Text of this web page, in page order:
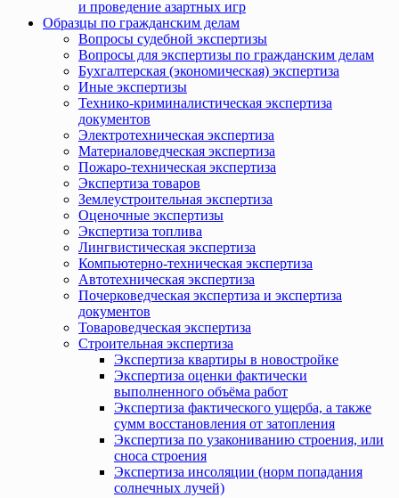
и проведение азартных игр
Образцы по гражданским делам
Вопросы судебной экспертизы
Вопросы для экспертизы по гражданским делам
Бухгалтерская (экономическая) экспертиза
Иные экспертизы
Технико-криминалистическая экспертиза
документов
Электротехническая экспертиза
Материаловедческая экспертиза
Пожаро-техническая экспертиза
Экспертиза товаров
Землеустроительная экспертиза
Оценочные экспертизы
Экспертиза топлива
Лингвистическая экспертиза
Компьютерно-техническая экспертиза
Автотехническая экспертиза
Почерковедческая экспертиза и экспертиза
документов
Товароведческая экспертиза
Строительная экспертиза
Экспертиза квартиры в новостройке
Экспертиза оценки фактически
выполненного объёма работ
Экспертиза фактического ущерба, а также
сумм восстановления от затопления
Экспертиза по узакониванию строения, или
сноса строения
Экспертиза инсоляции (норм попадания
солнечных лучей)